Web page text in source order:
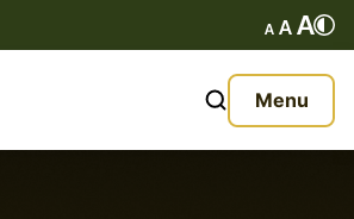
Menu
O nas